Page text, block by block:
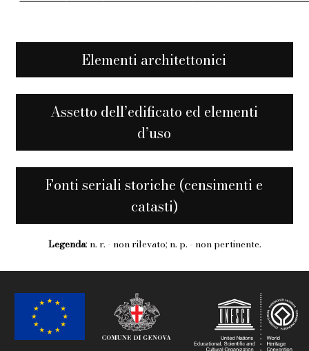
Elementi architettonici
Assetto dell’edificato ed elementi
d’uso
Fonti seriali storiche (censimenti e
catasti)
Legenda: n. r. - non rilevato; n. p. - non pertinente.